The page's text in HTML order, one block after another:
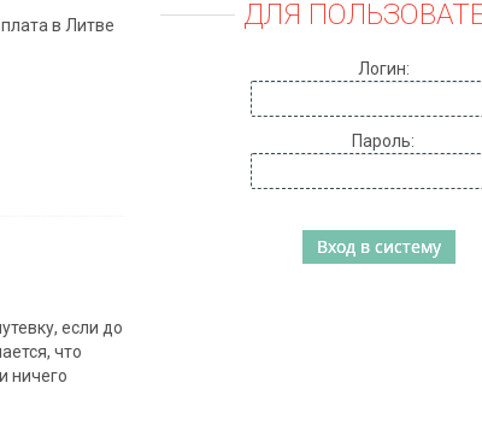
в Литве
если до
что
ничего
ДЛЯ
Логин:
Пароль: